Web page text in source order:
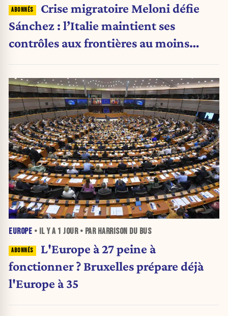
Crise migratoire Meloni défie
Sánchez : l’Italie maintient ses
contrôles aux frontières au moins
EUROPE • IL Y A 1 JOUR• PAR HARRISON DU BUS
L'Europe à 27 peine à
fonctionner ? Bruxelles prépare déjà
l'Europe à 35